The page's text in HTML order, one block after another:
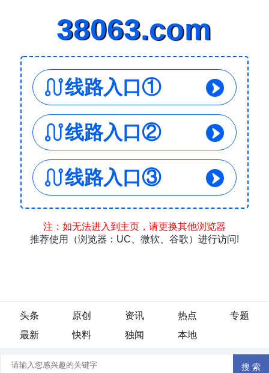
头条 原创 资讯 热点
专题
最新
快料 独闻 本地